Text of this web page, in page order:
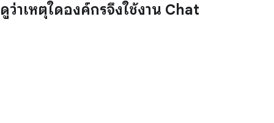
ดูว่าเหตุใดองค์กรจึงใช้งาน Chat